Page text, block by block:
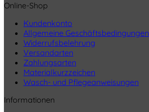
Online-Shop
Kundenkonto
Allgemeine Geschäftsbedingungen
Widerrufsbelehrung
Versandarten
Zahlungsarten
Materialkurzzeichen
Wasch- und Pflegeanweisungen
Informationen